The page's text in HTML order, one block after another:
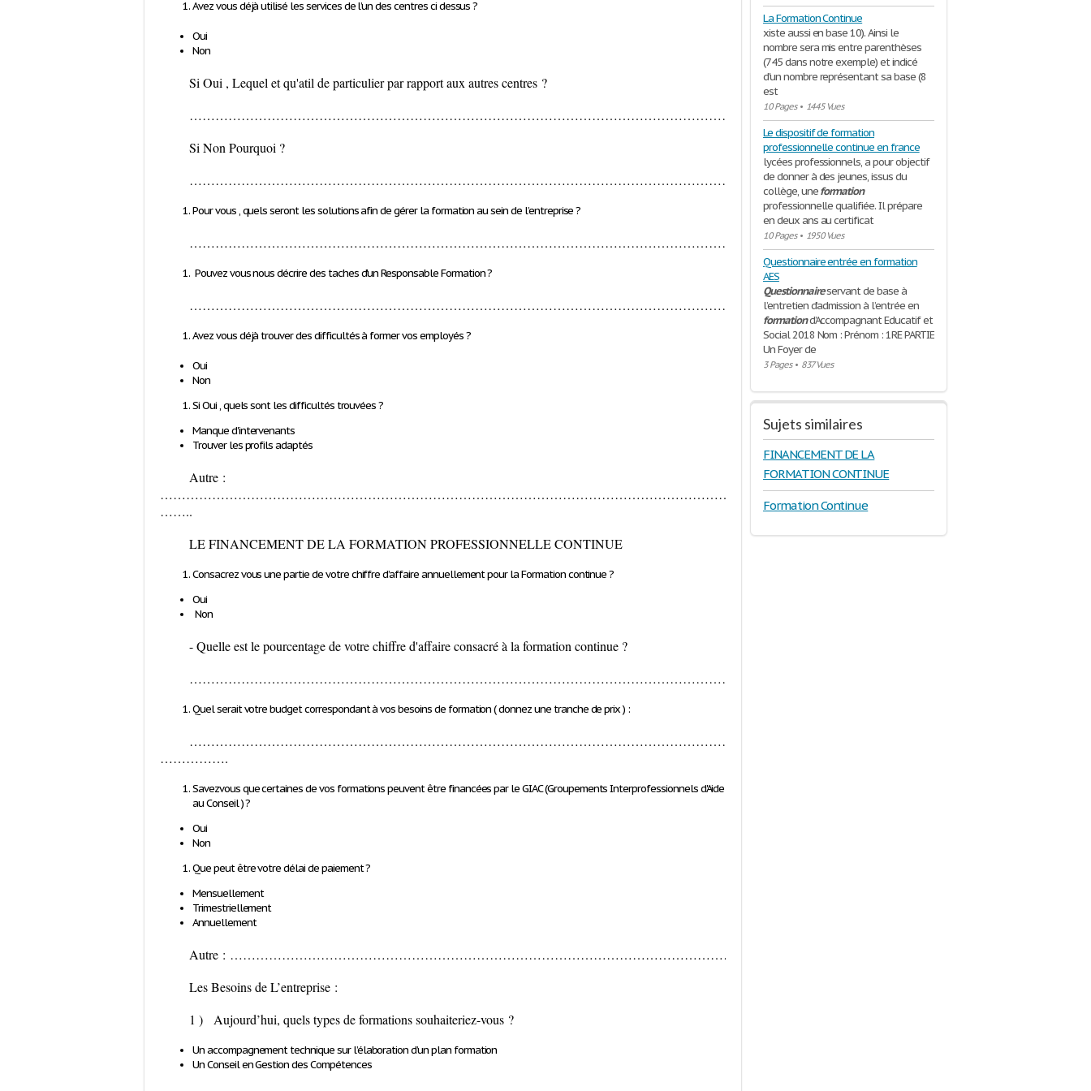
Avez vous déjà utilisé les services de l’un des centres ci dessus ?
Oui
Non
Si Oui , Lequel et qu'a­t­il de particulier par rapport aux autres centres ?
Si Non Pourquoi ?
Pour vous , quels seront les solutions afin de gérer la formation au sein de l’entreprise ?
Pouvez vous nous décrire des taches d'un Responsable Formation ?
Avez vous déjà trouver des difficultés à former vos employés ?
Oui
Non
Si Oui , quels sont les difficultés trouvées ?
Manque d'intervenants
Trouver les profils adaptés
Autre :
………………………………………………………………………………………………………………………………………..
……..
LE FINANCEMENT DE LA FORMATION PROFESSIONNELLE CONTINUE
Consacrez vous une partie de votre chiffre d’affaire annuellement pour la Formation continue ?
Oui
Non
-Quelle est le pourcentage de votre chiffre d'affaire consacré à la formation continue ?
……………………………………………………………………………………………………………………………………
Quel serait votre budget correspondant à vos besoins de formation ( donnez une tranche de prix ) :
…………………………………………………………………………………………………………………….
…………….
Savez­vous que certaines de vos formations peuvent être financées par le GIAC (Groupements Interprofessionnels d'Aide
au Conseil ) ?
Oui
Non
Que peut être votre délai de paiement ?
Mensuellement
Trimestriellement
Annuellement
Autre : ……………………………………………………………………………………………………………………………………………………..
Les Besoins de L’entreprise :
1 ) Aujourd’hui, quels types de formations souhaiteriez-vous ?
Un accompagnement technique sur l’élaboration d’un plan formation
Un Conseil en Gestion des Compétences
La Formation Continue
xiste aussi en base 10). Ainsi le
nombre sera mis entre parenthèses
(745 dans notre exemple) et indicé
d'un nombre représentant sa base (8
est
10 Pages• 1445 Vues
Le dispositif de formation
professionnelle continue en france
lycées professionnels, a pour objectif
de donner à des jeunes, issus du
collège, uneformation
professionnelle qualifiée. Il prépare
en deux ans au certificat
10 Pages• 1950 Vues
Questionnaire entrée en formation
AES
Questionnaireservant de base à
l’entretien d’admission à l’entrée en
formationd’Accompagnant Educatif et
Social 2018 Nom : Prénom : 1RE PARTIE
Un Foyer de
3 Pages• 837 Vues
Sujets similaires
FINANCEMENT DE LA
FORMATION CONTINUE
Formation Continue